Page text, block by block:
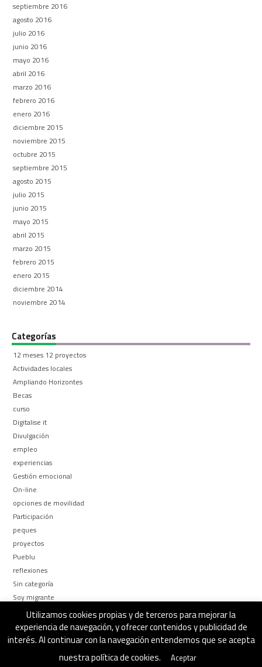
septiembre 2016
agosto 2016
julio 2016
junio 2016
mayo 2016
abril 2016
marzo 2016
febrero 2016
enero 2016
diciembre 2015
noviembre 2015
octubre 2015
septiembre 2015
agosto 2015
julio 2015
junio 2015
mayo 2015
abril 2015
marzo 2015
febrero 2015
enero 2015
diciembre 2014
noviembre 2014
Categorías
12 meses 12 proyectos
Actividades locales
Ampliando Horizontes
Becas
curso
Digitalise it
Divulgación
empleo
experiencias
Gestión emocional
On-line
opciones de movilidad
Participación
peques
proyectos
Pueblu
reflexiones
Sin categoría
Soy migrante
Too busy to be
¿Por qué y Para qué?
Utilizamos cookies propias y de terceros para mejorar la
experiencia de navegación, y ofrecer contenidos y publicidad de
interés. Al continuar con la navegación entendemos que se acepta
nuestra política de cookies.
Aceptar